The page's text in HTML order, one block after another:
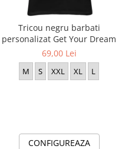
Tricou negru barbati
personalizat Get Your Dream
69,00 Lei
M S XXL XL L
CONFIGUREAZA